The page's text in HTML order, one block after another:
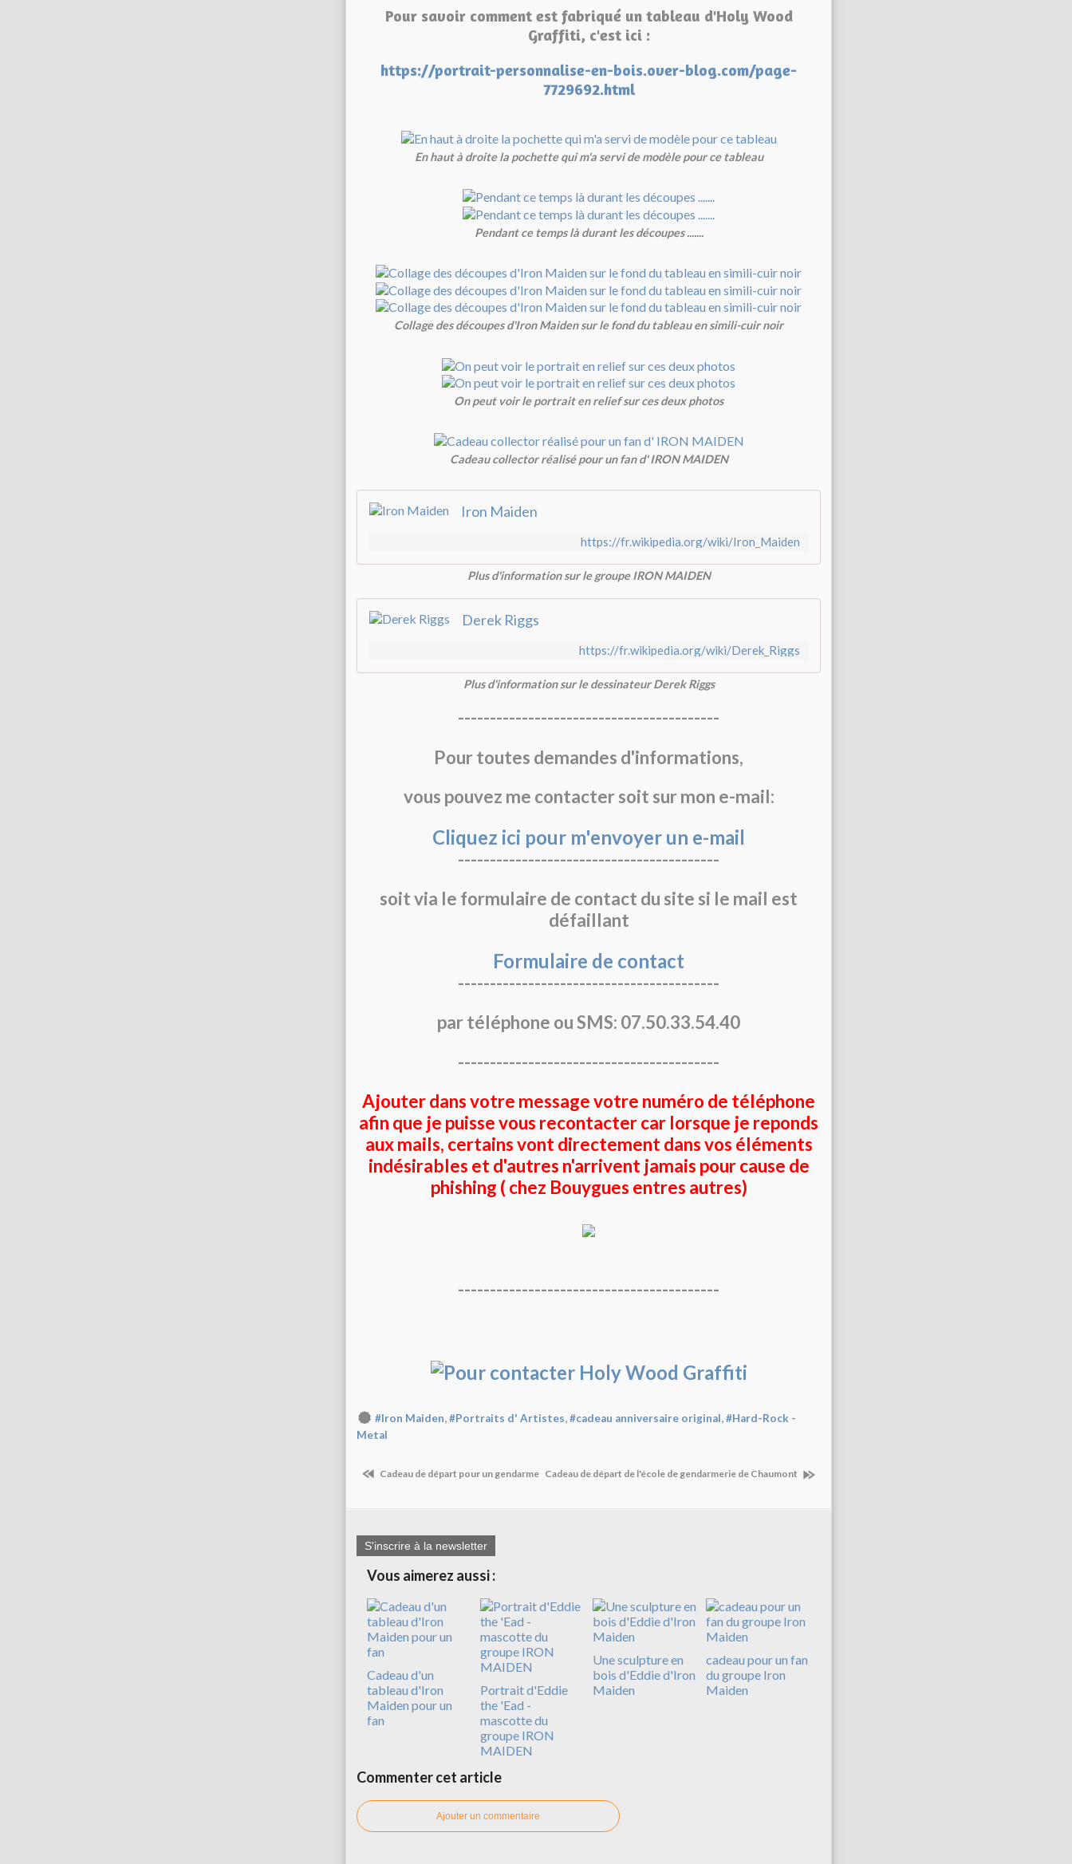
Pour savoir comment est fabriqué un tableau d'Holy Wood
Graffiti, c'est ici :
https://portrait-personnalise-en-bois.over-blog.com/page-
7729692.html
En haut à droite la pochette qui m'a servi de modèle pour ce tableau
Pendant ce temps là durant les découpes .......
Collage des découpes d'Iron Maiden sur le fond du tableau en simili-cuir noir
On peut voir le portrait en relief sur ces deux photos
Cadeau collector réalisé pour un fan d' IRON MAIDEN
Iron Maiden
https://fr.wikipedia.org/wiki/Iron_Maiden
Plus d'information sur le groupe IRON MAIDEN
Derek Riggs
https://fr.wikipedia.org/wiki/Derek_Riggs
Plus d'information sur le dessinateur Derek Riggs
-----------------------------------------
Pour toutes demandes d'informations,
vous pouvez me contacter soit sur mon e-mail:
Cliquez ici pour m'envoyer un e-mail
-----------------------------------------
soit via le formulaire de contact du site si le mail est
défaillant
Formulaire de contact
-----------------------------------------
par téléphone ou SMS: 07.50.33.54.40
-----------------------------------------
Ajouter dans votre message votre numéro de téléphone
afin que je puisse vous recontacter car lorsque je reponds
aux mails, certains vont directement dans vos éléments
indésirables et d'autres n'arrivent jamais pour cause de
phishing ( chez Bouygues entres autres)
-----------------------------------------
#Iron Maiden,#Portraits d' Artistes,#cadeau anniversaire original,#Hard-Rock -
Metal
Cadeau de départ pour un gendarme Cadeau de départ de l'école de gendarmerie de Chaumont
S'inscrire à la newsletter
Vous aimerez aussi :
Cadeau d'un
tableau d'Iron
Maiden pour un
fan
Portrait d'Eddie
the 'Ead -
mascotte du
groupe IRON
MAIDEN
Une sculpture en
bois d'Eddie d'Iron
Maiden
cadeau pour un fan
du groupe Iron
Maiden
Commenter cet article
Ajouter un commentaire